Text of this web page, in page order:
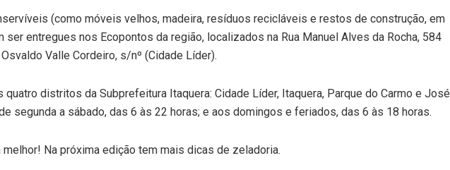
(como móveis velhos, madeira, resíduos recicláveis e restos de construção, em
ser entregues nos Ecopontos da região, localizados na Rua Manuel Alves da Rocha, 584
Valle Cordeiro, s/nº (Cidade Líder).
distritos da Subprefeitura Itaquera: Cidade Líder, Itaquera, Parque do Carmo e José
segunda a sábado, das 6 às 22 horas; e aos domingos e feriados, das 6 às 18 horas.
Na próxima edição tem mais dicas de zeladoria.